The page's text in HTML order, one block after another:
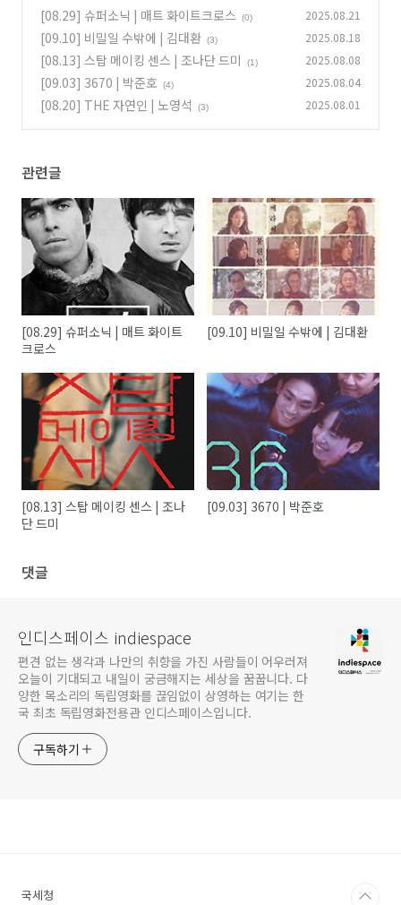
[08.29] 슈퍼소닉 | 매트 화이트크로스
(0) 2025.08.21
[09.10] 비밀일 수밖에 | 김대환 (3) 2025.08.18
[08.13] 스탑 메이킹 센스 | 조나단 드미 (1) 2025.08.08
[09.03] 3670 | 박준호 (4) 2025.08.04
[08.20] THE 자연인 | 노영석 (3) 2025.08.01
관련글
[08.29] 슈퍼소닉 | 매트 화이트
크로스
[09.10] 비밀일 수밖에 | 김대환
[08.13] 스탑 메이킹 센스 | 조나
단 드미
[09.03] 3670 | 박준호
댓글
인디스페이스 indiespace
편견 없는 생각과 나만의 취향을 가진 사람들이 어우러져
오늘이 기대되고 내일이 궁금해지는 세상을 꿈꿉니다. 다
양한 목소리의 독립영화를 끊임없이 상영하는 여기는 한
국 최초 독립영화전용관 인디스페이스입니다.
구독하기
국세청